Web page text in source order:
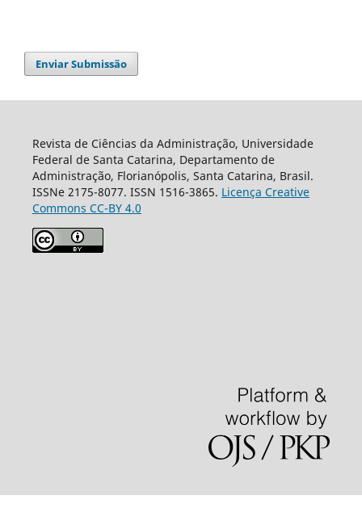
Enviar Submissão
Revista de Ciências da Administração, Universidade
Federal de Santa Catarina, Departamento de
Administração, Florianópolis, Santa Catarina, Brasil.
ISSNe 2175-8077. ISSN 1516-3865. Licença Creative
Commons CC-BY 4.0